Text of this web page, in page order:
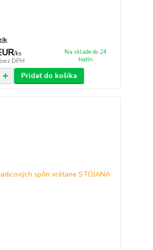
/ks
bez DPH
Na sklade do 24
hodín
Pridať do košíka